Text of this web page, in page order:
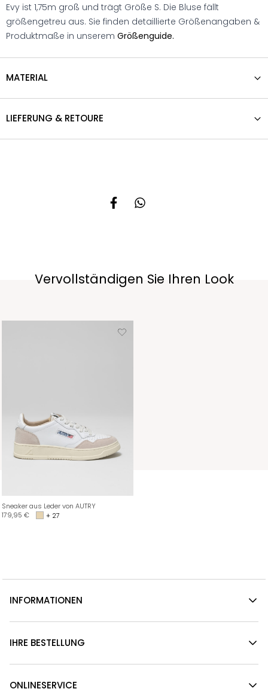
Evy ist 1,75m groß und trägt Größe S. Die Bluse fällt
größengetreu aus. Sie finden detaillierte Größenangaben &
Produktmaße in unserem Größenguide.
MATERIAL
LIEFERUNG & RETOURE
Vervollständigen Sie Ihren Look
Sneaker aus Leder von AUTRY
179,95 € + 27
INFORMATIONEN
IHRE BESTELLUNG
ONLINESERVICE